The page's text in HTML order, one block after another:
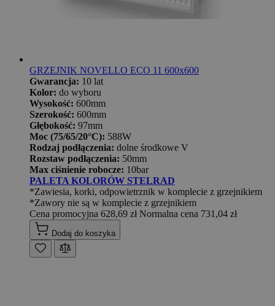
GRZEJNIK NOVELLO ECO 11 600x600
Gwarancja: 10 lat
Kolor: do wyboru
Wysokość: 600mm
Szerokość: 600mm
Głębokość: 97mm
Moc (75/65/20°C): 588W
Rodzaj podłączenia: dolne środkowe V
Rozstaw podłączenia: 50mm
Max ciśnienie robocze: 10bar
PALETA KOLORÓW STELRAD
*Zawiesia, korki, odpowietrznik w komplecie z grzejnikiem
*Zawory nie są w komplecie z grzejnikiem
Cena promocyjna 628,69 zł Normalna cena 731,04 zł
Dodaj do koszyka